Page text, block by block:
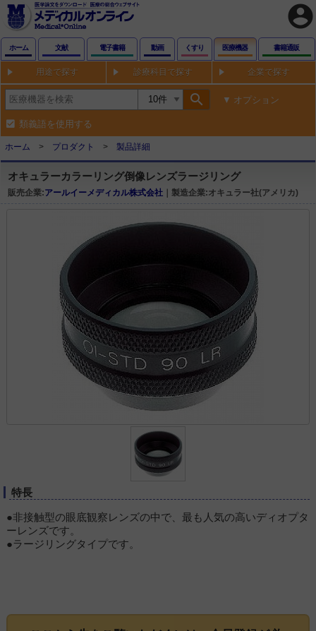
account_circle
ホーム 文献 電子書籍 動画 くすり 医療機器 書籍通販
用途で探す 診療科目で探す 企業で探す
search オプション
類義語を使用する
ホーム プロダクト 製品詳細
オキュラーカラーリング倒像レンズラージリング
販売企業:アールイーメディカル株式会社 ｜製造企業:オキュラー社(アメリカ)
特長
●非接触型の眼底観察レンズの中で、最も人気の高いディオプタ
ーレンズです。
●ラージリングタイプです。